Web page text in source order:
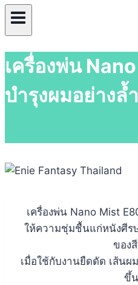
เครื่องพ่น
บำรุงผมอย่างล้
เครื่องพ่น Nano Mist
ให้ความชุ่มชื้นแก่หนังศีร
ของ
เมื่อใช้กับงานยืดดัด เส้นผ
ขึ้